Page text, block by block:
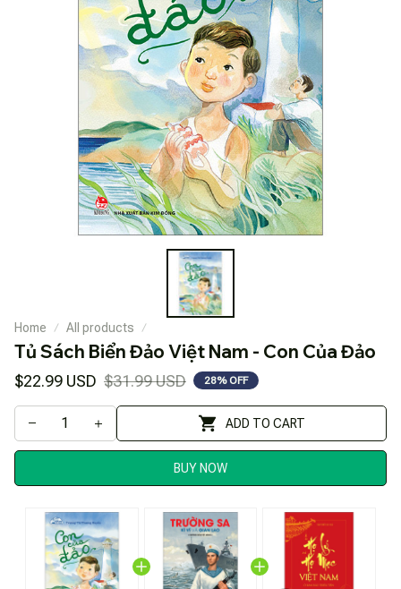
Home All products
Tủ Sách Biển Đảo Việt Nam - Con Của Đảo
$22.99 USD $31.99 USD 28% OFF
ADD TO CART
BUY NOW